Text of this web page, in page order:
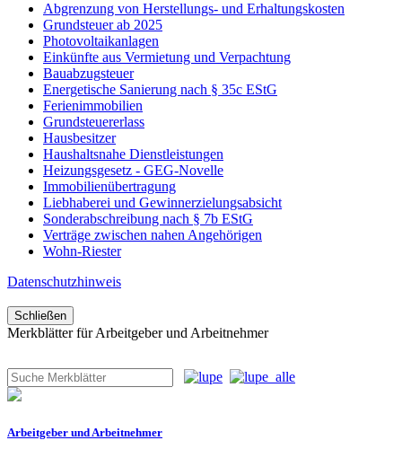
Abgrenzung von Herstellungs- und Erhaltungskosten
Grundsteuer ab 2025
Photovoltaikanlagen
Einkünfte aus Vermietung und Verpachtung
Bauabzugsteuer
Energetische Sanierung nach § 35c EStG
Ferienimmobilien
Grundsteuererlass
Hausbesitzer
Haushaltsnahe Dienstleistungen
Heizungsgesetz - GEG-Novelle
Immobilienübertragung
Liebhaberei und Gewinnerzielungsabsicht
Sonderabschreibung nach § 7b EStG
Verträge zwischen nahen Angehörigen
Wohn-Riester
Datenschutzhinweis
Schließen
Merkblätter für Arbeitgeber und Arbeitnehmer
Arbeitgeber und Arbeitnehmer